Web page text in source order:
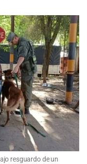
resguardo de un